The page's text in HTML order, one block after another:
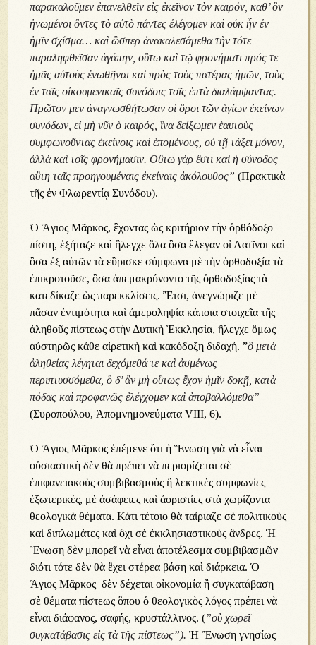
παρακαλοῦμεν ἐπανελθεῖν εἰς ἐκεῖνον τὸν καιρόν, καθ’ ὃν
ἡνωμένοι ὂντες τὸ αὐτὸ πάντες ἐλέγομεν καὶ οὐκ ἦν ἐν
ἡμῖν σχίσμα… καὶ ὣσπερ ἀνακαλεσάμεθα τὴν τότε
παραληφθεῖσαν ἀγάπην, οὓτω καὶ τῷ φρονήματι πρός τε
ἡμᾶς αὐτοὺς ἑνωθῆναι καὶ πρὸς τοὺς πατέρας ἡμῶν, τοὺς
ἐν ταῖς οἰκουμενικαῖς συνόδοις τοῖς ἑπτὰ διαλάμψαντας.
Πρῶτον μεν ἀναγνωσθήτωσαν οἱ ὃροι τῶν ἁγίων ἐκείνων
συνόδων, εἰ μὴ νῦν ὁ καιρός, ἳνα δείξωμεν ἑαυτοὺς
συμφωνοῦντας ἐκείνοις καὶ ἑπομένους, οὐ τῇ τάξει μόνον,
ἀλλὰ καὶ τοῖς φρονήμασιν. Οὒτω γὰρ ἒστι καὶ ἡ σύνοδος
αὒτη ταῖς προηγουμέναις ἐκείναις ἀκόλουθος”(Πρακτικὰ
τῆς ἐν Φλωρεντίᾳ Συνόδου).
Ὁ Ἃγιος Μᾶρκος, ἒχοντας ὡς κριτήριον τὴν ὀρθόδοξο
πίστη, ἐξήταζε καὶ ἢλεγχε ὃλα ὃσα ἒλεγαν οἱ Λατῖνοι καὶ
ὃσα ἐξ αὐτῶν τὰ εὓρισκε σύμφωνα μὲ τὴν ὀρθοδοξία τὰ
ἐπικροτοῦσε, ὃσα ἀπεμακρύνοντο τῆς ὀρθοδοξίας τὰ
κατεδίκαζε ὡς παρεκκλίσεις. Ἒτσι, ἀνεγνώριζε μὲ
πᾶσαν ἐντιμότητα καὶ ἀμεροληψία κάποια στοιχεῖα τῆς
ἀληθοῦς πίστεως στὴν Δυτικὴ Ἐκκλησία, ἢλεγχε ὃμως
αὐστηρῶς κάθε αἰρετικὴ καὶ κακόδοξη διδαχή. ”ὃ μετὰ
ἀληθείας λέγηται δεχόμεθά τε καὶ ἀσμένως
περιπτυσσόμεθα, ὃ δ’ ἂν μὴ οὓτως ἒχον ἡμῖν δοκῇ, κατὰ
πόδας καὶ προφανῶς ἐλέγχομεν καὶ ἀποβαλλόμεθα”
(Συροπούλου, Ἀπομνημονεύματα VIII, 6).
Ὁ Ἃγιος Μᾶρκος ἐπέμενε ὃτι ἡ Ἓνωση γιὰ νὰ εἶναι
οὐσιαστικὴ δὲν θὰ πρέπει νὰ περιορίζεται σὲ
ἐπιφανειακοὺς συμβιβασμοὺς ἢ λεκτικὲς συμφωνίες
ἐξωτερικές, μὲ ἀσάφειες καὶ ἀοριστίες στὰ χωρίζοντα
θεολογικὰ θέματα. Κάτι τέτοιο θὰ ταίριαζε σὲ πολιτικοὺς
καὶ διπλωμάτες καὶ ὂχι σὲ ἐκκλησιαστικοὺς ἂνδρες. Ἡ
Ἓνωση δὲν μπορεῖ νὰ εἶναι ἀποτέλεσμα συμβιβασμῶν
διότι τότε δὲν θὰ ἒχει στέρεα βάση καὶ διάρκεια. Ὁ
Ἃγιος Μᾶρκος δὲν δέχεται οἰκονομία ἢ συγκατάβαση
σὲ θέματα πίστεως ὃπου ὁ θεολογικὸς λόγος πρέπει νὰ
εἶναι διάφανος, σαφής, κρυστάλλινος. (”οὺ χωρεῖ
συγκατάβασις εἰς τὰ τῆς πίστεως”).Ἡ Ἓνωση γνησίως